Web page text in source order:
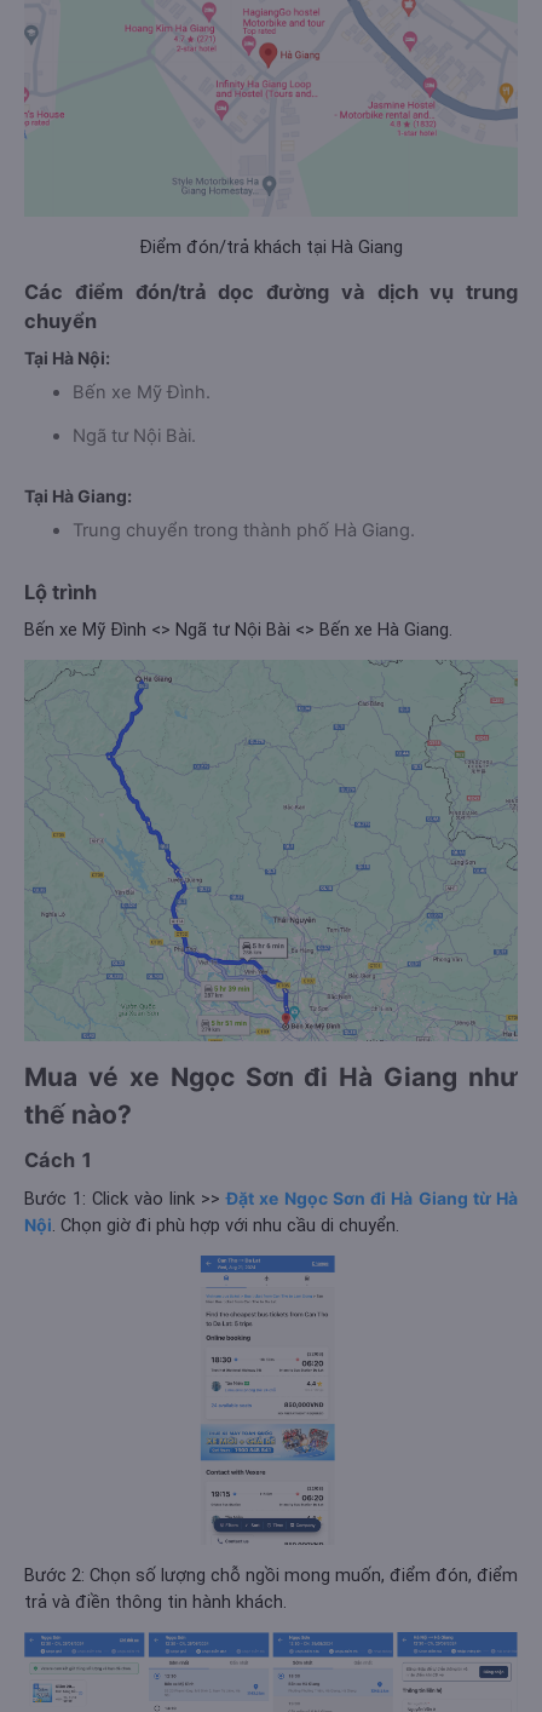
Điểm đón/trả khách tại Hà Giang
Các điểm đón/trả dọc đường và dịch vụ trung
chuyển
Tại Hà Nội:
Bến xe Mỹ Đình.
Ngã tư Nội Bài.
Tại Hà Giang:
Trung chuyển trong thành phố Hà Giang.
Lộ trình
Bến xe Mỹ Đình <> Ngã tư Nội Bài <> Bến xe Hà Giang.
Mua vé xe Ngọc Sơn đi Hà Giang như
thế nào?
Cách 1
Bước 1: Click vào link >>Đặt xe Ngọc Sơn đi Hà Giang từ Hà
Nội . Chọn giờ đi phù hợp với nhu cầu di chuyển.
Bước 2: Chọn số lượng chỗ ngồi mong muốn, điểm đón, điểm
trả và điền thông tin hành khách.